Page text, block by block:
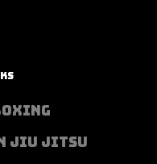
JIU JITSU